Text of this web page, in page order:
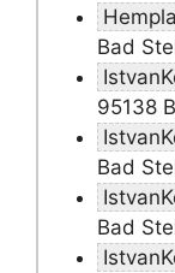
Bad
95138
Bad
Bad